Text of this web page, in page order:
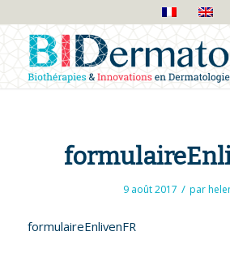
9 août 2017 / par
formulaireEnlivenFR